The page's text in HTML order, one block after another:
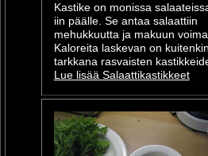
Kastike on monissa
iin päälle. Se antaa salaattiin
mehukkuutta ja makuun
Kaloreita laskevan on
tarkkana rasvaisten
Lue lisää Salaattikastikkeet